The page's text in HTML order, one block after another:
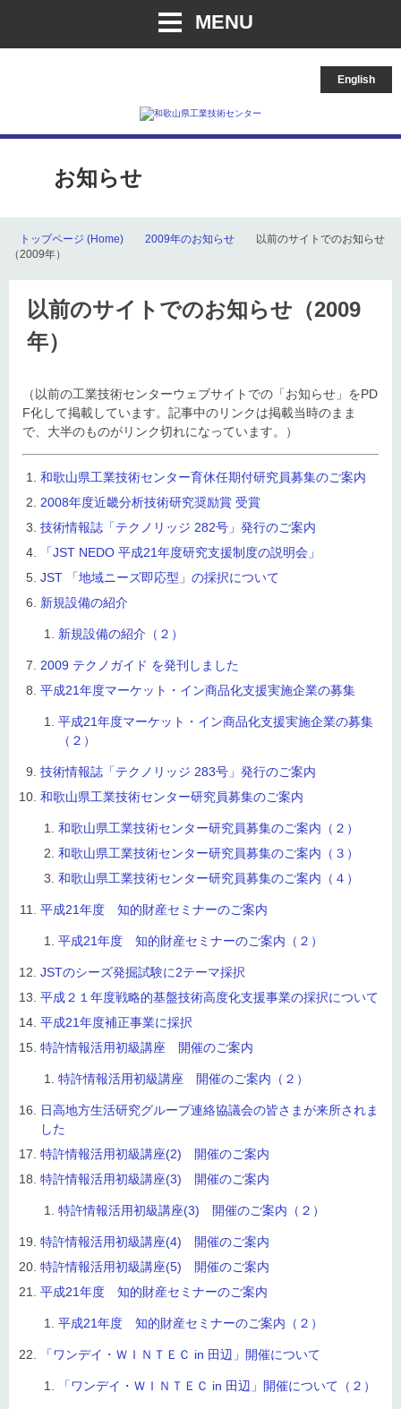
MENU
English
お知らせ
トップページ (Home) 2009年のお知らせ
以前のサイトでのお知らせ
（2009年）
以前のサイトでのお知らせ（2009
年）
（以前の工業技術センターウェブサイトでの「お知らせ」をPD
F化して掲載しています。記事中のリンクは掲載当時のまま
で、大半のものがリンク切れになっています。）
和歌山県工業技術センター育休任期付研究員募集のご案内
2008年度近畿分析技術研究奨励賞 受賞
技術情報誌「テクノリッジ 282号」発行のご案内
「JST NEDO 平成21年度研究支援制度の説明会」
JST 「地域ニーズ即応型」の採択について
新規設備の紹介
新規設備の紹介（２）
2009 テクノガイド を発刊しました
平成21年度マーケット・イン商品化支援実施企業の募集
平成21年度マーケット・イン商品化支援実施企業の募集
（２）
技術情報誌「テクノリッジ 283号」発行のご案内
和歌山県工業技術センター研究員募集のご案内
和歌山県工業技術センター研究員募集のご案内（２）
和歌山県工業技術センター研究員募集のご案内（３）
和歌山県工業技術センター研究員募集のご案内（４）
平成21年度 知的財産セミナーのご案内
平成21年度 知的財産セミナーのご案内（２）
JSTのシーズ発掘試験に2テーマ採択
平成２１年度戦略的基盤技術高度化支援事業の採択について
平成21年度補正事業に採択
特許情報活用初級講座 開催のご案内
特許情報活用初級講座 開催のご案内（２）
日高地方生活研究グループ連絡協議会の皆さまが来所されま
した
特許情報活用初級講座(2) 開催のご案内
特許情報活用初級講座(3) 開催のご案内
特許情報活用初級講座(3) 開催のご案内（２）
特許情報活用初級講座(4) 開催のご案内
特許情報活用初級講座(5) 開催のご案内
平成21年度 知的財産セミナーのご案内
平成21年度 知的財産セミナーのご案内（２）
「ワンデイ・ＷＩＮＴＥＣ in 田辺」開催について
「ワンデイ・ＷＩＮＴＥＣ in 田辺」開催について（２）